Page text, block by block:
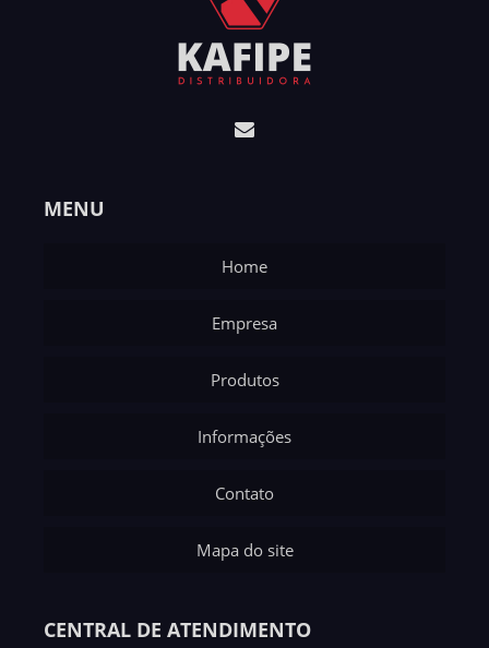
MENU
Home
Empresa
Produtos
Informações
Contato
Mapa do site
CENTRAL DE ATENDIMENTO